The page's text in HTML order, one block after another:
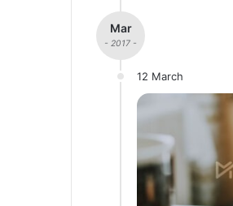
Mar
- 2017 -
12 March